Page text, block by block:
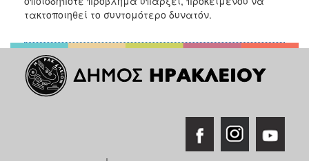
2018
2016
2015
2013
τακτοποιηθεί το συντομότερο δυνατόν.